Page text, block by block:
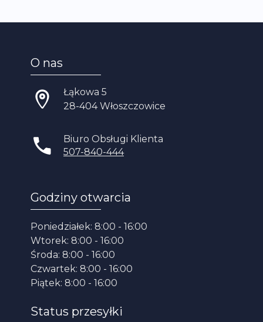
O nas
Łąkowa 5
28-404 Włoszczowice
Biuro Obsługi Klienta
507-840-444
Godziny otwarcia
Poniedziałek: 8:00 - 16:00
Wtorek: 8:00 - 16:00
Środa: 8:00 - 16:00
Czwartek: 8:00 - 16:00
Piątek: 8:00 - 16:00
Status przesyłki